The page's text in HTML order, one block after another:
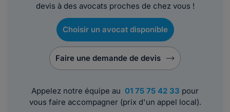
devis à des avocats proches de chez vous !
Choisir un avocat disponible
Faire une demande de devis
Appelez notre équipe au 01 75 75 42 33 pour
vous faire accompagner (prix d'un appel local).